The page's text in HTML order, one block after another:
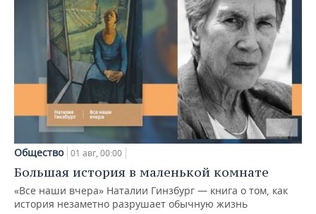
Общество 01 авг, 00:00
Большая история в маленькой комнате
«Все наши вчера» Наталии Гинзбург — книга о том, как
история незаметно разрушает обычную жизнь